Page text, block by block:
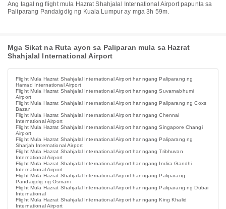
Ang tagal ng flight mula Hazrat Shahjalal International Airport papunta sa
Paliparang Pandaigdig ng Kuala Lumpur ay mga 3h 59m.
Mga Sikat na Ruta ayon sa Paliparan mula sa Hazrat
Shahjalal International Airport
Flight Mula Hazrat Shahjalal International Airport hanngang Paliparang ng
Hamad International Airport
Flight Mula Hazrat Shahjalal International Airport hanngang Suvarnabhumi
Airport
Flight Mula Hazrat Shahjalal International Airport hanngang Paliparang ng Coxs
Bazar
Flight Mula Hazrat Shahjalal International Airport hanngang Chennai
International Airport
Flight Mula Hazrat Shahjalal International Airport hanngang Singapore Changi
Airport
Flight Mula Hazrat Shahjalal International Airport hanngang Paliparang ng
Sharjah International Airport
Flight Mula Hazrat Shahjalal International Airport hanngang Tribhuvan
International Airport
Flight Mula Hazrat Shahjalal International Airport hanngang Indira Gandhi
International Airport
Flight Mula Hazrat Shahjalal International Airport hanngang Paliparang
Pandaigdig ng Osmani
Flight Mula Hazrat Shahjalal International Airport hanngang Paliparang ng Dubai
International
Flight Mula Hazrat Shahjalal International Airport hanngang King Khalid
International Airport